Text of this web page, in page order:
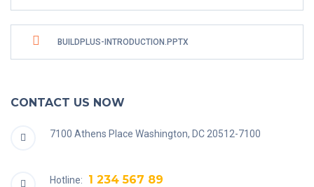
BUILDPLUS-INTRODUCTION.PPTX
CONTACT US NOW
7100 Athens Place Washington, DC 20512-7100
Hotline: 1 234 567 89